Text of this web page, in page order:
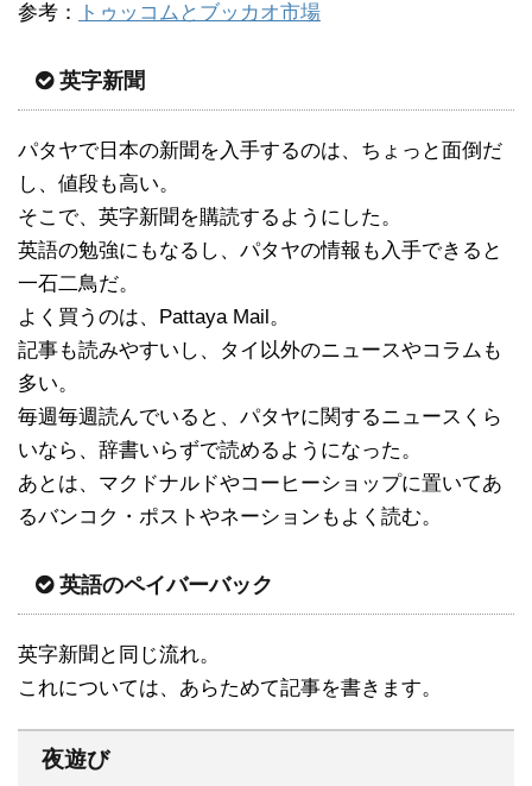
参考： トゥッコムとブッカオ市場
英字新聞
パタヤで日本の新聞を入手するのは、ちょっと面倒だ
し、値段も高い。
そこで、英字新聞を購読するようにした。
英語の勉強にもなるし、パタヤの情報も入手できると
一石二鳥だ。
よく買うのは、Pattaya Mail。
記事も読みやすいし、タイ以外のニュースやコラムも
多い。
毎週毎週読んでいると、パタヤに関するニュースくら
いなら、辞書いらずで読めるようになった。
あとは、マクドナルドやコーヒーショップに置いてあ
るバンコク・ポストやネーションもよく読む。
英語のペイバーバック
英字新聞と同じ流れ。
これについては、あらためて記事を書きます。
夜遊び